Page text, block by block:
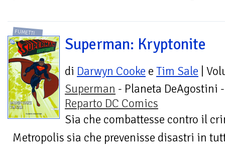
FUMETTI
Superman: Kryptonite
di Darwyn Cooke e Tim Sale |
Superman - Planeta DeAgostini -
Reparto DC Comics
Sia che combattesse contro il
Metropolis sia che prevenisse disastri in